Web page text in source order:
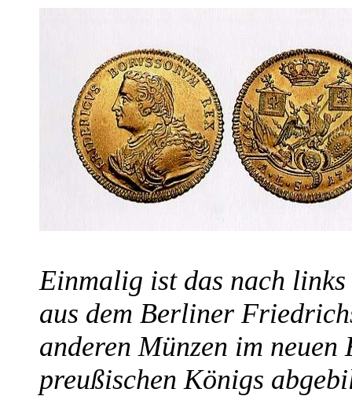
Einmalig ist das nach
aus dem Berliner
anderen Münzen im
preußischen Königs